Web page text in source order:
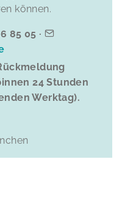
können.
85 05 ·
24 Stunden
Werktag).